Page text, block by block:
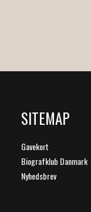
SITEMAP
Gavekort
Biografklub Danmark
Nyhedsbrev